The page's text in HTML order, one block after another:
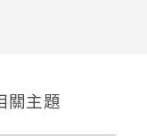
關主題